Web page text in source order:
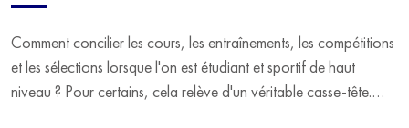
Comment concilier les cours, les entraînements, les compétitions
et les sélections lorsque l'on est étudiant et sportif de haut
niveau ? Pour certains, cela relève d'un véritable casse-tête.